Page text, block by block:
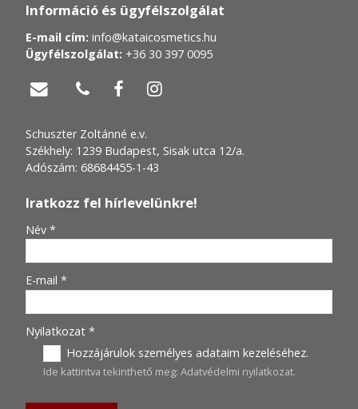
Információ és ügyfélszolgálat
E-mail cím: info@kataicosmetics.hu
Ügyfélszolgálat: +36 30 397 0095
   
Schuszter Zoltánné e.v.
Székhely: 1239 Budapest, Sisak utca 12/a.
Adószám: 68684455-1-43
Iratkozz fel hírlevelünkre!
-
-
-
Név*
E-mail*
Nyilatkozat*
Hozzájárulok személyes adataim kezeléséhez.
Ide kattintva tekinthető meg: Adatvédelmi nyilatkozat.